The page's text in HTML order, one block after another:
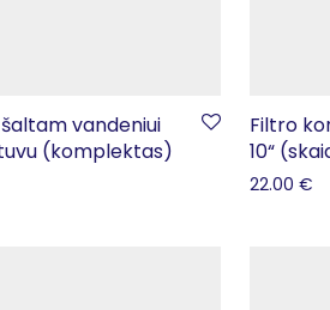
vandeniui
(komplektas)
Filtro
10“
22.00 €